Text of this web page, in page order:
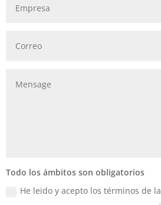
Todo los ámbitos son obligatorios
He leido y acepto los términos de la